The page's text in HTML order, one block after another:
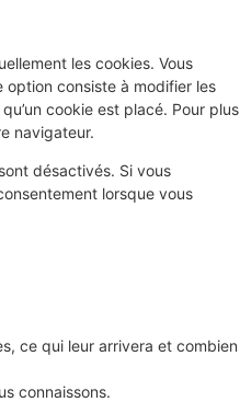
les cookies. Vous
consiste à modifier les
cookie est placé. Pour plus
navigateur.
désactivés. Si vous
lorsque vous
ce qui leur arrivera et combien
connaissons.